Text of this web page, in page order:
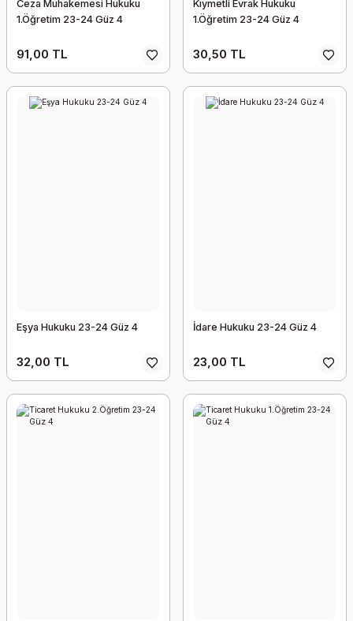
Ceza Muhakemesi Hukuku
1.Öğretim 23-24 Güz 4
91,00 TL
Kıymetli Evrak Hukuku
1.Öğretim 23-24 Güz 4
30,50 TL
Eşya Hukuku 23-24 Güz 4
32,00 TL
İdare Hukuku 23-24 Güz 4
23,00 TL